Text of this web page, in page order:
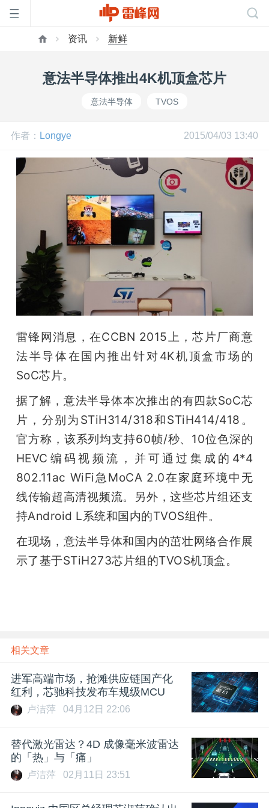
公
开
活
动
中
专
题
资讯 新鲜
意法半导体推出4K机顶盒芯片
意法半导体 TVOS
作者： Longye 2015/04/03 13:40
雷锋网消息，在CCBN 2015上，芯片厂商意
法半导体在国内推出针对4K机顶盒市场的
SoC芯片。
据了解，意法半导体本次推出的有四款SoC芯
片，分别为STiH314/318和STiH414/418。
官方称，该系列均支持60帧/秒、10位色深的
HEVC编码视频流，并可通过集成的4*4
802.11ac WiFi急MoCA 2.0在家庭环境中无
线传输超高清视频流。另外，这些芯片组还支
持Android L系统和国内的TVOS组件。
在现场，意法半导体和国内的茁壮网络合作展
示了基于STiH273芯片组的TVOS机顶盒。
相关文章
进军高端市场，抢滩供应链国产化
红利，芯驰科技发布车规级MCU
卢洁萍 04月12日 22:06
替代激光雷达？4D 成像毫米波雷达
的「热」与「痛」
卢洁萍 02月11日 23:51